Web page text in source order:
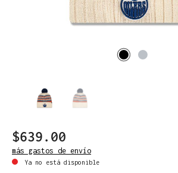
$639.00
más gastos de envío
Ya no está disponible